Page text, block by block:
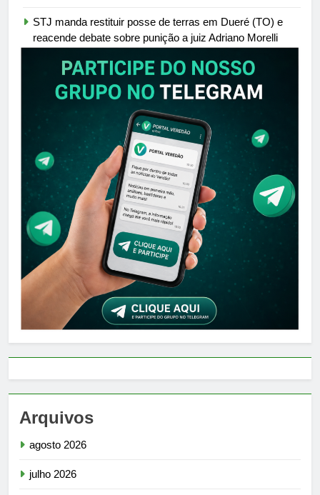
STJ manda restituir posse de terras em Dueré (TO) e
reacende debate sobre punição a juiz Adriano Morelli
Arquivos
agosto 2026
julho 2026